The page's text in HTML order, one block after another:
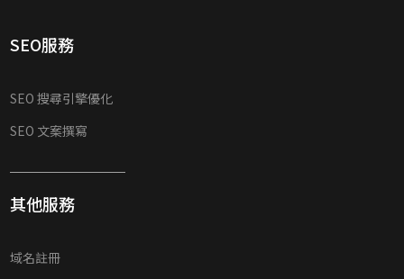
SEO服務
SEO 搜尋引擎優化
SEO 文案撰寫
其他服務
域名註冊